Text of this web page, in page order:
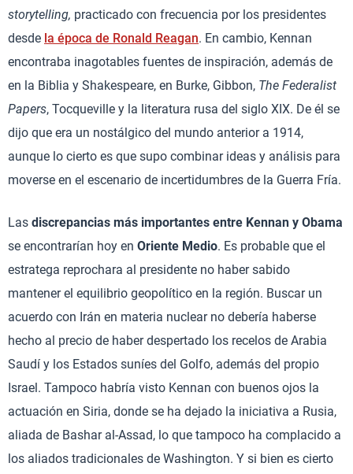
storytelling, practicado con frecuencia por los presidentes
desde la época de Ronald Reagan. En cambio, Kennan
encontraba inagotables fuentes de inspiración, además de
en la Biblia y Shakespeare, en Burke, Gibbon, The Federalist
Papers, Tocqueville y la literatura rusa del siglo XIX. De él se
dijo que era un nostálgico del mundo anterior a 1914,
aunque lo cierto es que supo combinar ideas y análisis para
moverse en el escenario de incertidumbres de la Guerra Fría.
Las discrepancias más importantes entre Kennan y Obama
se encontrarían hoy en Oriente Medio. Es probable que el
estratega reprochara al presidente no haber sabido
mantener el equilibrio geopolítico en la región. Buscar un
acuerdo con Irán en materia nuclear no debería haberse
hecho al precio de haber despertado los recelos de Arabia
Saudí y los Estados suníes del Golfo, además del propio
Israel. Tampoco habría visto Kennan con buenos ojos la
actuación en Siria, donde se ha dejado la iniciativa a Rusia,
aliada de Bashar al-Assad, lo que tampoco ha complacido a
los aliados tradicionales de Washington. Y si bien es cierto